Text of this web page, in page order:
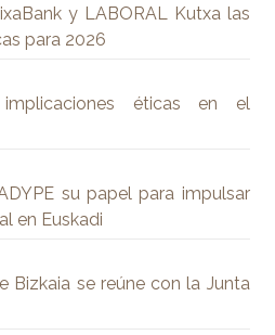
y LABORAL Kutxa las
para 2026
éticas en el
su papel para impulsar
en Euskadi
Bizkaia se reúne con la Junta